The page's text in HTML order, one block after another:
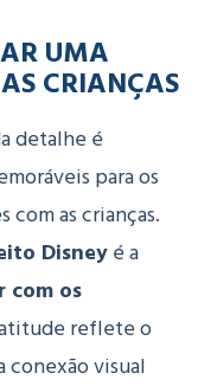
UMA
CRIANÇAS
detalhe é
para os
as crianças.
Disneyé a
com os
atitude reflete o
conexão visual